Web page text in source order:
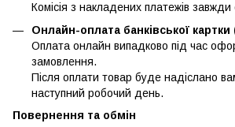
Комісія з накладених платежів завжди
Онлайн-оплата банківської
Оплата онлайн випадково під час
замовлення.
Після оплати товар буде надіслано
наступний робочий день.
Повернення та обмін